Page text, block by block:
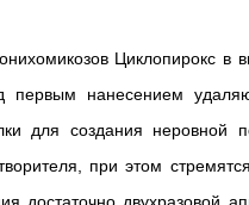
Циклопирокс в
первым нанесением
для создания неровной
при этом